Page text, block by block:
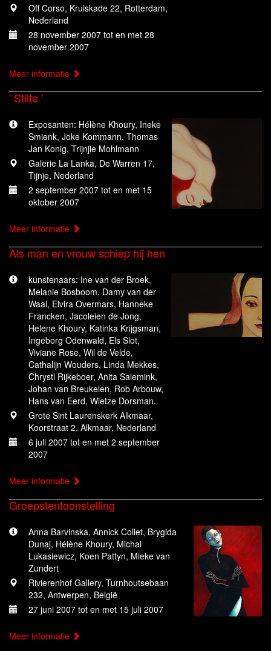
Off Corso, Kruiskade 22, Rotterdam,
Nederland
28 november 2007 tot en met 28
november 2007
Meer informatie
' Stilte '
Exposanten: Hélène Khoury, Ineke
Smienk, Joke Kommann, Thomas
Jan Konig, Trijnjie Mohlmann
Galerie La Lanka, De Warren 17,
Tijnje, Nederland
2 september 2007 tot en met 15
oktober 2007
Meer informatie
Als man en vrouw schiep hij hen
kunstenaars: Ine van der Broek,
Melanie Bosboom, Damy van der
Waal, Elvira Overmars, Hanneke
Francken, Jacoleien de Jong,
Helene Khoury, Katinka Krijgsman,
Ingeborg Odenwald, Els Slot,
Viviane Rose, Wil de Velde,
Cathalijn Wouders, Linda Mekkes,
Chrystl Rijkeboer, Anita Salemink,
Johan van Breukelen, Rob Arbouw,
Hans van Eerd, Wietze Dorsman.
Grote Sint Laurenskerk Alkmaar,
Koorstraat 2, Alkmaar, Nederland
6 juli 2007 tot en met 2 september
2007
Meer informatie
Groepstentoonstelling
Anna Barvinska, Annick Collet, Brygida
Dunaj, Hélène Khoury, Michal
Lukasiewicz, Koen Pattyn, Mieke van
Zundert
Rivierenhof Gallery, Turnhoutsebaan
232, Antwerpen, België
27 juni 2007 tot en met 15 juli 2007
Meer informatie